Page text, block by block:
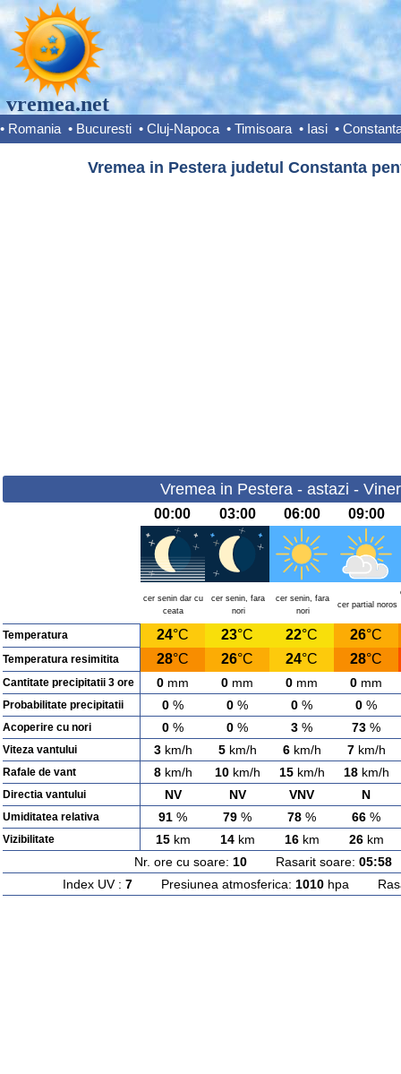
vremea.net
• Romania • Bucuresti • Cluj-Napoca • Timisoara • Iasi •
Vremea in Pestera judetul Constanta
Vremea in Pestera - astazi -
00:00 03:00 06:00 09:00
cer senin dar cu
ceata
cer senin, fara
nori
cer senin, fara
nori
cer partial noros
Temperatura 24°C 23°C 22°C 26°C
Temperatura resimitita 28°C 26°C 24°C 28°C
Cantitate precipitatii 3 ore 0 mm 0 mm 0 mm 0 mm
Probabilitate precipitatii 0 % 0 % 0 % 0 %
Acoperire cu nori 0 % 0 % 3 % 73 %
Viteza vantului 3km/h 5km/h 6km/h 7km/h
Rafale de vant 8km/h 10km/h 15km/h 18km/h
Directia vantului NV NV VNV N
Umiditatea relativa 91 % 79 % 78 % 66 %
Vizibilitate 15km 14km 16km 26km
Nr. ore cu soare: 10Rasarit soare: 05:58
Index UV : 7 Presiunea atmosferica: 1010 hpa